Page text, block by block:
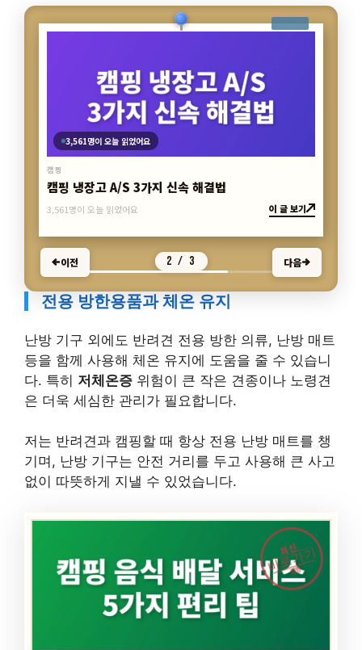
3,561명이 오늘 읽었어요
캠핑
캠핑 냉장고 A/S 3가지 신속 해결법
이전 2 / 3 다음
전용 방한용품과 체온 유지
등을 함께 사용해 체온 유지에 도움을 줄 수 있습니
다. 특히저체온증 위험이 큰 작은 견종이나 노령견
은 더욱 세심한 관리가 필요합니다.
기며, 난방 기구는 안전 거리를 두고 사용해 큰 사고
없이 따뜻하게 지낼 수 있었습니다.
최신
바로가기
캠핑